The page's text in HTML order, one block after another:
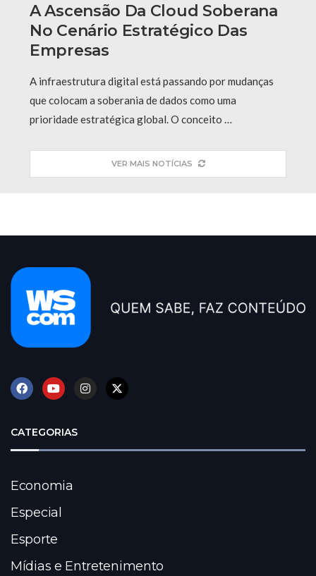
A Ascensão Da Cloud Soberana
No Cenário Estratégico Das
Empresas
A infraestrutura digital está passando por mudanças
que colocam a soberania de dados como uma
prioridade estratégica global. O conceito …
VER MAIS NOTÍCIAS
CATEGORIAS
Economia
Especial
Esporte
Mídias e Entretenimento